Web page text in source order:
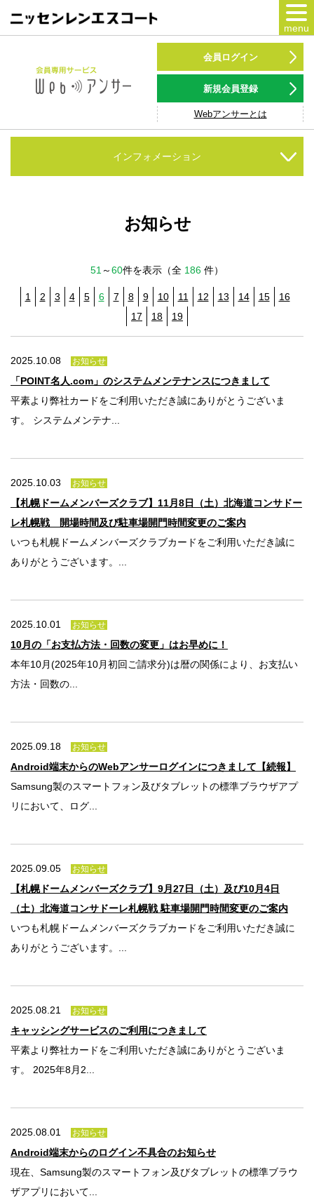
menu
カードをつかう
NSポイント
キャンペーン
サービス
法人のみなさま
会員ログイン
新規会員登録
Webアンサーとは
インフォメーション
お知らせ
51 ～60件を表示（全 186 件）
1 2 3 4 5 6 7 8 9 10 11 12 13 14 15
16
17
18 19
2025.10.08 お知らせ
「POINT名人.com」のシステムメンテナンスにつきまして
平素より弊社カードをご利用いただき誠にありがとうございま
す。 システムメンテナ...
2025.10.03 お知らせ
【札幌ドームメンバーズクラブ】11月8日（土）北海道コンサドー
レ札幌戦 開場時間及び駐車場開門時間変更のご案内
いつも札幌ドームメンバーズクラブカードをご利用いただき誠に
ありがとうございます。...
2025.10.01 お知らせ
10月の「お支払方法・回数の変更」はお早めに！
本年10月(2025年10月初回ご請求分)は暦の関係により、お支払い
方法・回数の...
2025.09.18 お知らせ
Android端末からのWebアンサーログインにつきまして【続報】
Samsung製のスマートフォン及びタブレットの標準ブラウザアプ
リにおいて、ログ...
2025.09.05 お知らせ
【札幌ドームメンバーズクラブ】9月27日（土）及び10月4日
（土）北海道コンサドーレ札幌戦 駐車場開門時間変更のご案内
いつも札幌ドームメンバーズクラブカードをご利用いただき誠に
ありがとうございます。...
2025.08.21 お知らせ
キャッシングサービスのご利用につきまして
平素より弊社カードをご利用いただき誠にありがとうございま
す。 2025年8月2...
2025.08.01 お知らせ
Android端末からのログイン不具合のお知らせ
現在、Samsung製のスマートフォン及びタブレットの標準ブラウ
ザアプリにおいて...